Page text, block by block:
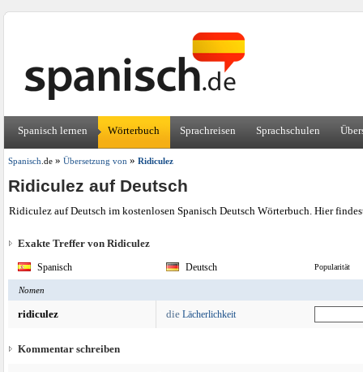
Spanisch lernen Wörterbuch Sprachreisen Sprachschulen
Spanisch .de» Übersetzung von» Ridiculez
Ridiculez auf Deutsch
Ridiculez auf Deutsch im kostenlosen Spanisch Deutsch Wörterbuch. Hier
Exakte Treffer von Ridiculez
Spanisch Deutsch Popularität
Nomen
ridiculez die Lächerlichkeit
Kommentar schreiben